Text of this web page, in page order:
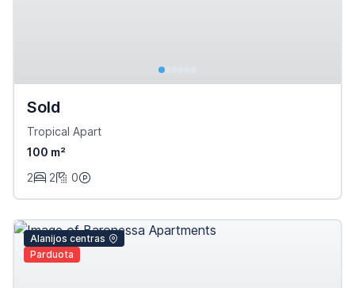
Sold
Tropical Apart
100 m²
2
2 0
Alanijos centras
Parduota